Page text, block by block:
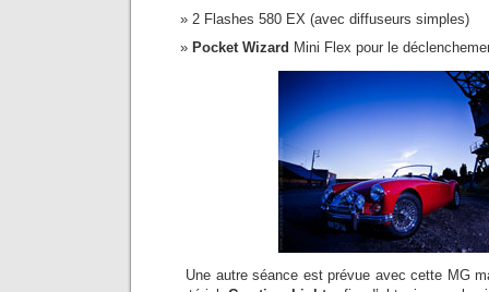
2 Flashes 580 EX (avec diffuseurs simples)
Pocket Wizard Mini Flex pour le
Une autre séance est prévue avec cette MG